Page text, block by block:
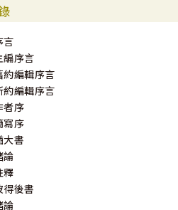
言
編序言
約編輯序言
約編輯序言
者序
寫序
大書
論
釋
得後書
論